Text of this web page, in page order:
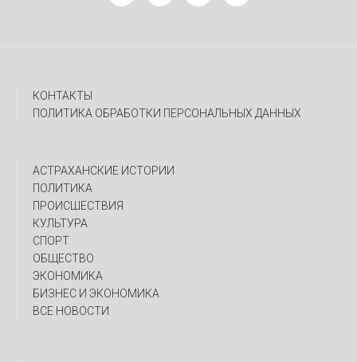
КОНТАКТЫ
ПОЛИТИКА ОБРАБОТКИ ПЕРСОНАЛЬНЫХ ДАННЫХ
АСТРАХАНСКИЕ ИСТОРИИ
ПОЛИТИКА
ПРОИСШЕСТВИЯ
КУЛЬТУРА
СПОРТ
ОБЩЕСТВО
ЭКОНОМИКА
БИЗНЕС И ЭКОНОМИКА
ВСЕ НОВОСТИ